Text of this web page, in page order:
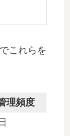
これらを
理頻度